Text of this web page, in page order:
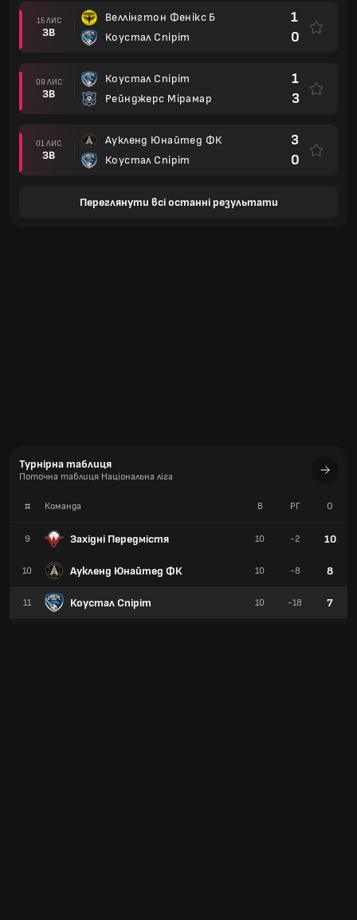
15 ЛИС
ЗВ
Веллінгтон Фенікс Б
Коустал Спіріт
1
0
09 ЛИС
ЗВ
Коустал Спіріт
Рейнджерс Мірамар
1
3
01 ЛИС
ЗВ
Аукленд Юнайтед ФК
Коустал Спіріт
3
0
Переглянути всі останні результати
Турнірна таблиця
Поточна таблиця Національна ліга
# Команда
9 Західні Передмістя
10 Аукленд Юнайтед ФК
11 Коустал Спіріт
В РГ О
10 -2 10
10 -8 8
10 -18 7